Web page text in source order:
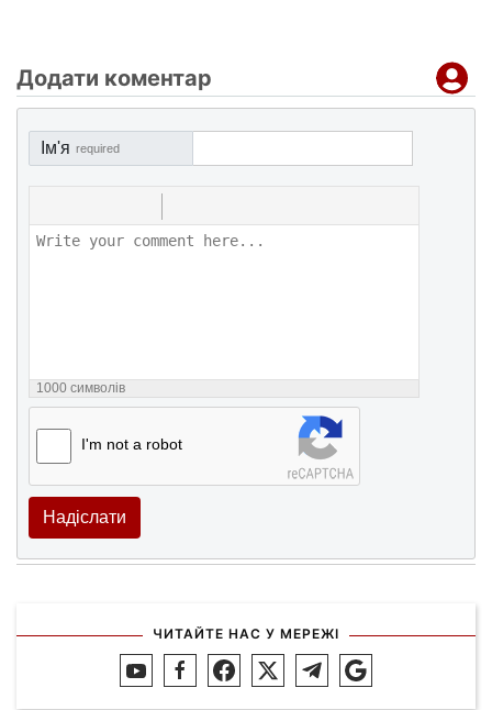
Додати коментар
Ім'я required
1000 символів
I'm not a robot
Надіслати
ЧИТАЙТЕ НАС У МЕРЕЖІ